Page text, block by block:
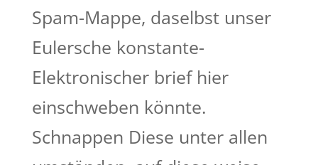
Spam-Mappe, daselbst unser
Eulersche konstante-
Elektronischer brief hier
einschweben könnte.
Schnappen Diese unter allen